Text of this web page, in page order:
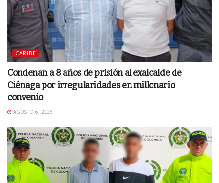
CARIBE
Condenan a 8 años de prisión al exalcalde de
Ciénaga por irregularidades en millonario
convenio
AGOSTO 6, 2026